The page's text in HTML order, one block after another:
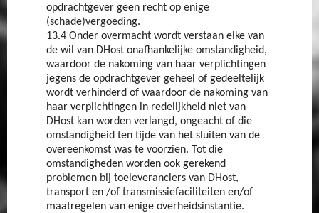
opdrachtgever geen recht op enige
(schade)vergoeding.
13.4 Onder overmacht wordt verstaan elke van
de wil van DHost onafhankelijke omstandigheid,
waardoor de nakoming van haar verplichtingen
jegens de opdrachtgever geheel of gedeeltelijk
wordt verhinderd of waardoor de nakoming van
haar verplichtingen in redelijkheid niet van
DHost kan worden verlangd, ongeacht of die
omstandigheid ten tijde van het sluiten van de
overeenkomst was te voorzien. Tot die
omstandigheden worden ook gerekend
problemen bij toeleveranciers van DHost,
transport en /of transmissiefaciliteiten en/of
maatregelen van enige overheidsinstantie.